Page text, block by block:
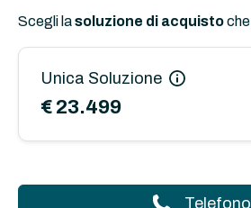
Scegli lasoluzione di acquistoche
Unica Soluzione
€ 23.499
Telefono